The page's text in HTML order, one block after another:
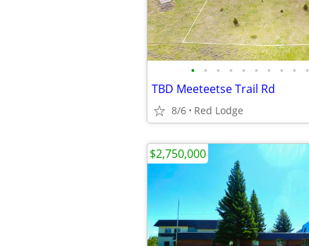
• • • • • • • • • •
TBD Meeteetse Trail Rd
8/6 Red Lodge
$2,750,000